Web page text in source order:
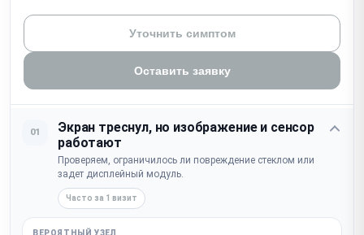
Уточнить симптом
Оставить заявку
01
Экран треснул, но изображение и сенсор
работают
Проверяем, ограничилось ли повреждение стеклом или
задет дисплейный модуль.
Часто за 1 визит